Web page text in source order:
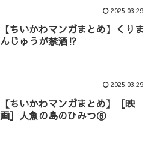
2025.03.29
【ちいかわマンガまとめ】くりま
んじゅうが禁酒⁉︎
2025.03.29
【ちいかわマンガまとめ】［映
画］人魚の島のひみつ⑥